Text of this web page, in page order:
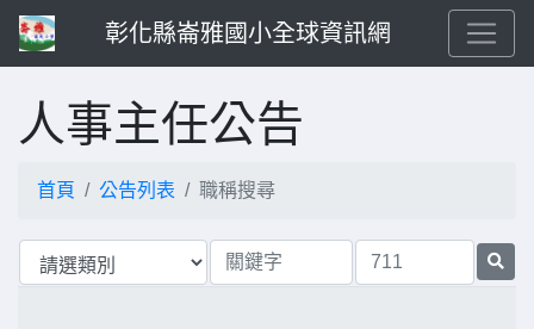
彰化縣崙雅國小全球資訊網
人事主任公告
首頁 公告列表 職稱搜尋